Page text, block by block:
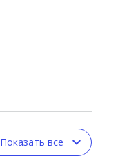
Показать все